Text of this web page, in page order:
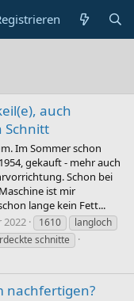
auch
Schnitt
Im Sommer schon
gekauft - mehr auch
Schon bei
ist mir
lange kein Fett...
2022 1610
langloch
schnitte
nachfertigen?